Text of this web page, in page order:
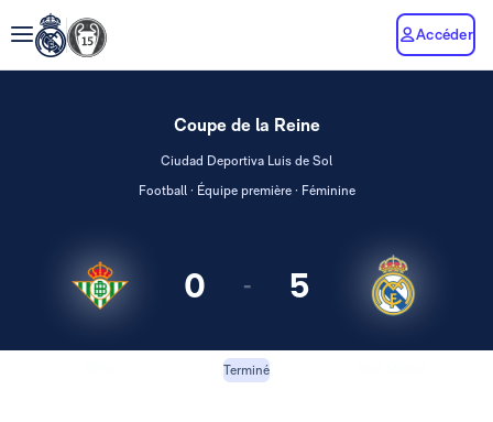
Accéder
Coupe de la Reine
Ciudad Deportiva Luis de Sol
Football · Équipe première · Féminine
0 - 5
Terminé